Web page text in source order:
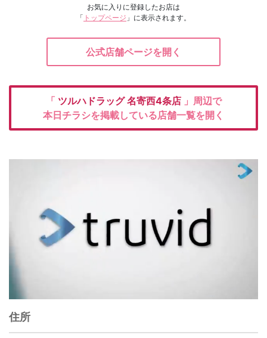
お気に入りに登録したお店は
「 トップページ 」に表示されます。
公式店舗ページを開く
「 ツルハドラッグ名寄西4条店 」周辺で
本日チラシを掲載している店舗一覧を開く
住所